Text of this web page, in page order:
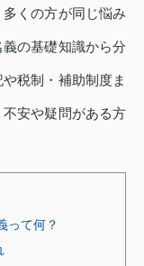
くの方が同じ悩み
の基礎知識から分
税制・補助制度ま
安や疑問がある方
って何？